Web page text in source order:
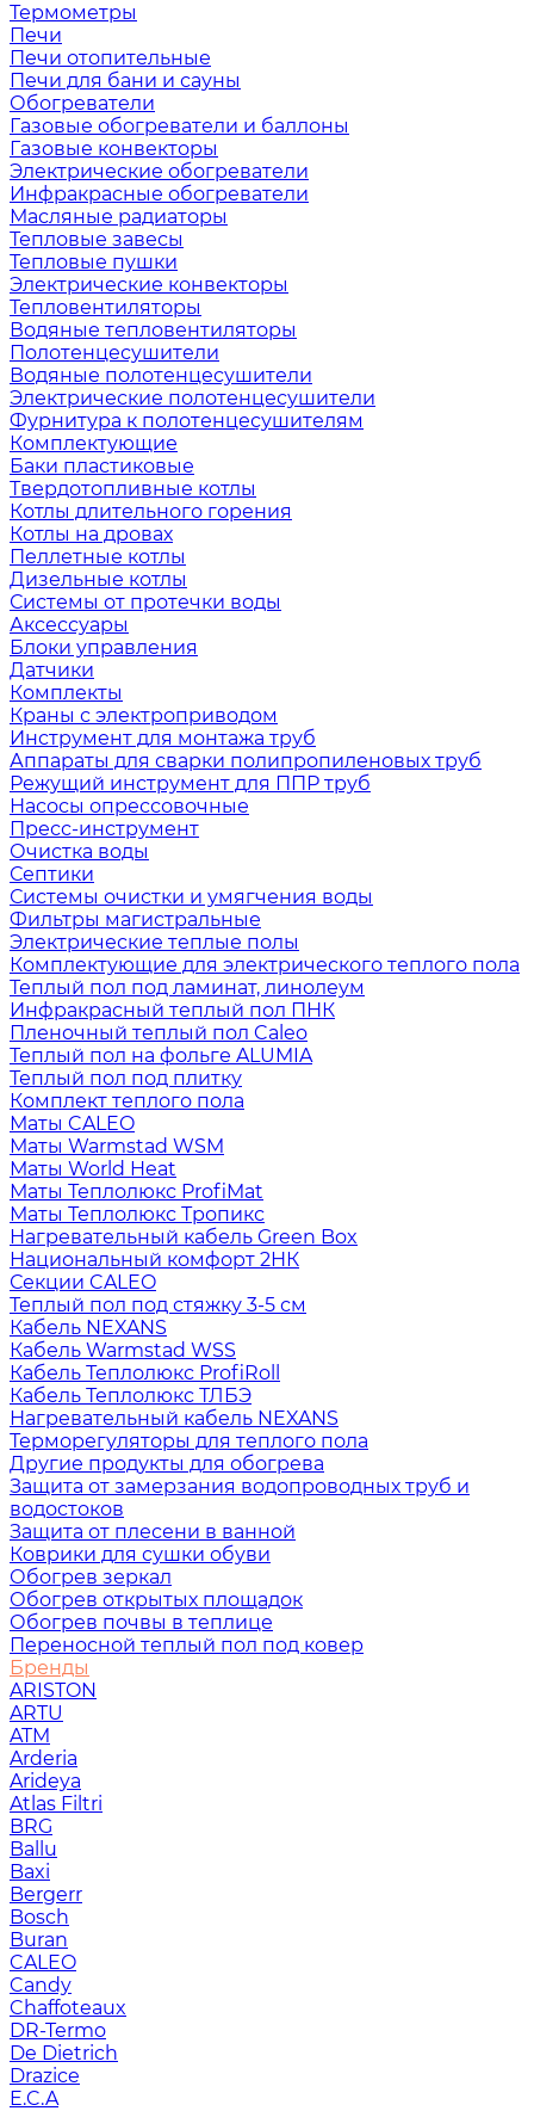
Термометры
Печи
Печи отопительные
Печи для бани и сауны
Обогреватели
Газовые обогреватели и баллоны
Газовые конвекторы
Электрические обогреватели
Инфракрасные обогреватели
Масляные радиаторы
Тепловые завесы
Тепловые пушки
Электрические конвекторы
Тепловентиляторы
Водяные тепловентиляторы
Полотенцесушители
Водяные полотенцесушители
Электрические полотенцесушители
Фурнитура к полотенцесушителям
Комплектующие
Баки пластиковые
Твердотопливные котлы
Котлы длительного горения
Котлы на дровах
Пеллетные котлы
Дизельные котлы
Системы от протечки воды
Аксессуары
Блоки управления
Датчики
Комплекты
Краны с электроприводом
Инструмент для монтажа труб
Аппараты для сварки полипропиленовых труб
Режущий инструмент для ППР труб
Насосы опрессовочные
Пресс-инструмент
Очистка воды
Септики
Системы очистки и умягчения воды
Фильтры магистральные
Электрические теплые полы
Комплектующие для электрического теплого пола
Теплый пол под ламинат, линолеум
Инфракрасный теплый пол ПНК
Пленочный теплый пол Caleo
Теплый пол на фольге ALUMIA
Теплый пол под плитку
Комплект теплого пола
Маты CALEO
Маты Warmstad WSM
Маты World Heat
Маты Теплолюкс ProfiMat
Маты Теплолюкс Тропикс
Нагревательный кабель Green Box
Национальный комфорт 2НК
Секции CALEO
Теплый пол под стяжку 3-5 см
Кабель NEXANS
Кабель Warmstad WSS
Кабель Теплолюкс ProfiRoll
Кабель Теплолюкс ТЛБЭ
Нагревательный кабель NEXANS
Терморегуляторы для теплого пола
Другие продукты для обогрева
Защита от замерзания водопроводных труб и
водостоков
Защита от плесени в ванной
Коврики для сушки обуви
Обогрев зеркал
Обогрев открытых площадок
Обогрев почвы в теплице
Переносной теплый пол под ковер
Бренды
ARISTON
ARTU
ATM
Arderia
Arideya
Atlas Filtri
BRG
Ballu
Baxi
Bergerr
Bosch
Buran
CALEO
Candy
Chaffoteaux
DR-Termo
De Dietrich
Drazice
E.C.A